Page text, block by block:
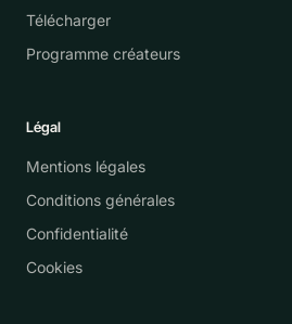
Télécharger
Programme créateurs
Légal
Mentions légales
Conditions générales
Confidentialité
Cookies